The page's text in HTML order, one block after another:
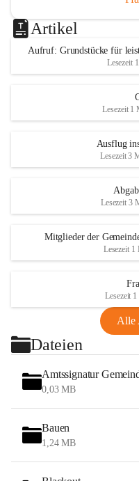
Artikel
Aufruf: Grundstücke für
Lesezeit
Lesezeit 1
Ausflug
Lesezeit 3
Lesezeit 3
Mitglieder der
Lesezeit 1
Lesezeit
Alle
Dateien
Amtssignatur
0,03 MB
Bauen
1,24 MB